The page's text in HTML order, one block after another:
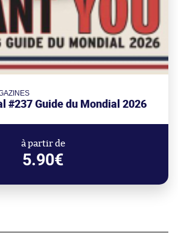
#237 Guide du Mondial 2026
à partir de
5.90€